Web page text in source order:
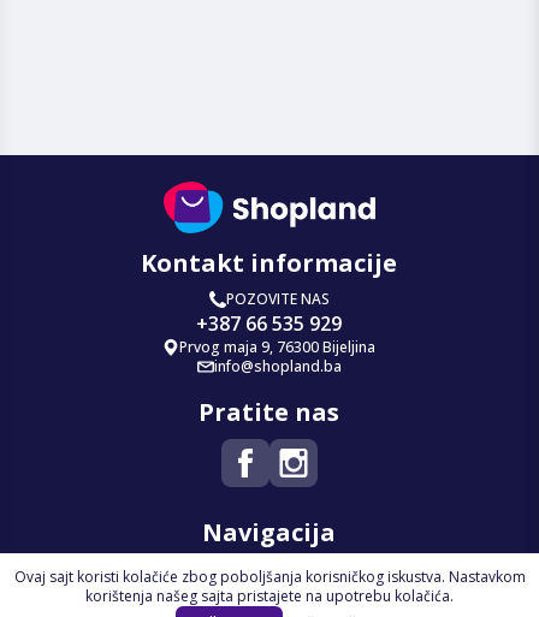
Kontakt informacije
POZOVITE NAS
+387 66 535 929
Prvog maja 9, 76300 Bijeljina
info@shopland.ba
Pratite nas
Navigacija
Početna
Na Akciji
Ovaj sajt koristi kolačiće zbog poboljšanja korisničkog iskustva. Nastavkom
korištenja našeg sajta pristajete na upotrebu kolačića.